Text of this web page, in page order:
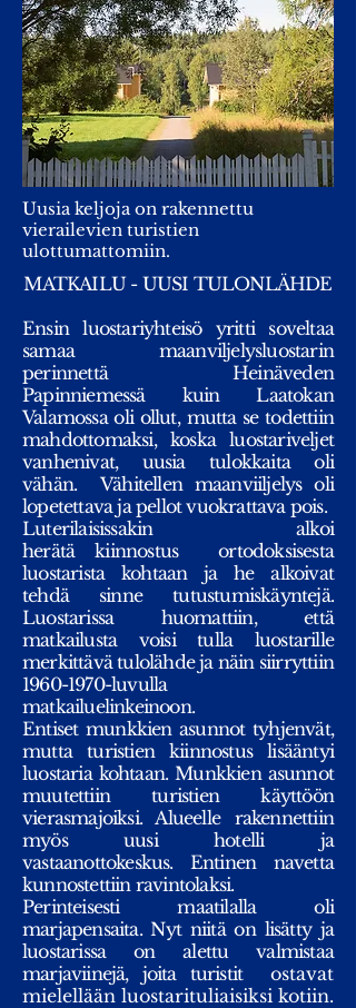
Uusia keljoja on rakennettu
vierailevien turistien
ulottumattomiin.
MATKAILU - UUSI TULONLÄHDE
Ensin luostariyhteisö yritti soveltaa
samaa maanviljelysluostarin
perinnettä Heinäveden
Papinniemessä kuin Laatokan
Valamossa oli ollut, mutta se todettiin
mahdottomaksi, koska luostariveljet
vanhenivat, uusia tulokkaita oli
vähän. Vähitellen maanviiljelys oli
lopetettava ja pellot vuokrattava pois.
Luterilaisissakin alkoi
herätä kiinnostus ortodoksisesta
luostarista kohtaan ja he alkoivat
tehdä sinne tutustumiskäyntejä.
Luostarissa huomattiin, että
matkailusta voisi tulla luostarille
merkittävä tulolähde ja näin siirryttiin
1960-1970-luvulla
matkailuelinkeinoon.
Entiset munkkien asunnot tyhjenvät,
mutta turistien kiinnostus lisääntyi
luostaria kohtaan. Munkkien asunnot
muutettiin turistien käyttöön
vierasmajoiksi. Alueelle rakennettiin
myös uusi hotelli ja
vastaanottokeskus. Entinen navetta
kunnostettiin ravintolaksi.
Perinteisesti maatilalla oli
marjapensaita. Nyt niitä on lisätty ja
luostarissa on alettu valmistaa
marjaviinejä, joita turistit
ostavat
mielellään luostarituliaisiksi kotiin.